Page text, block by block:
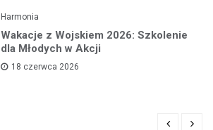
Harmonia
Wakacje z Wojskiem 2026: Szkolenie
dla Młodych w Akcji
18 czerwca 2026